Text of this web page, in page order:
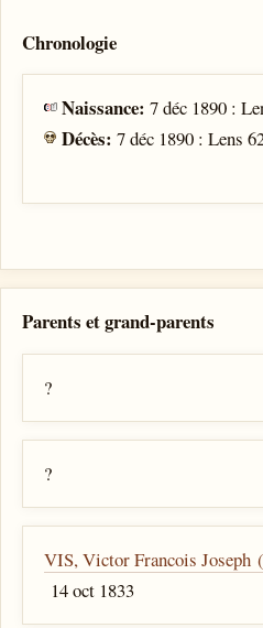
Chronologie
Naissance:7 déc 1890 :
Décès:7 déc 1890 : Lens
Parents et grand-parents
?
?
VIS, Victor Francois Joseph
14 oct 1833